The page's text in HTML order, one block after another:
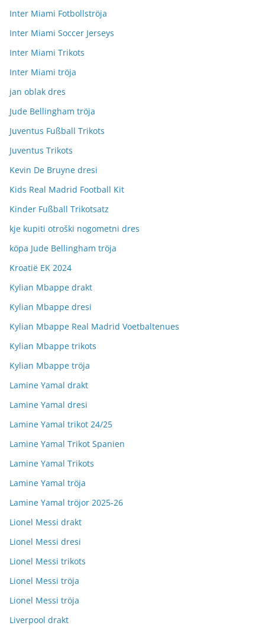
Inter Miami Fotbollströja
Inter Miami Soccer Jerseys
Inter Miami Trikots
Inter Miami tröja
jan oblak dres
Jude Bellingham tröja
Juventus Fußball Trikots
Juventus Trikots
Kevin De Bruyne dresi
Kids Real Madrid Football Kit
Kinder Fußball Trikotsatz
kje kupiti otroški nogometni dres
köpa Jude Bellingham tröja
Kroatië EK 2024
Kylian Mbappe drakt
Kylian Mbappe dresi
Kylian Mbappe Real Madrid Voetbaltenues
Kylian Mbappe trikots
Kylian Mbappe tröja
Lamine Yamal drakt
Lamine Yamal dresi
Lamine Yamal trikot 24/25
Lamine Yamal Trikot Spanien
Lamine Yamal Trikots
Lamine Yamal tröja
Lamine Yamal tröjor 2025-26
Lionel Messi drakt
Lionel Messi dresi
Lionel Messi trikots
Lionel Messi tröja
Lionel Messi tröja
Liverpool drakt